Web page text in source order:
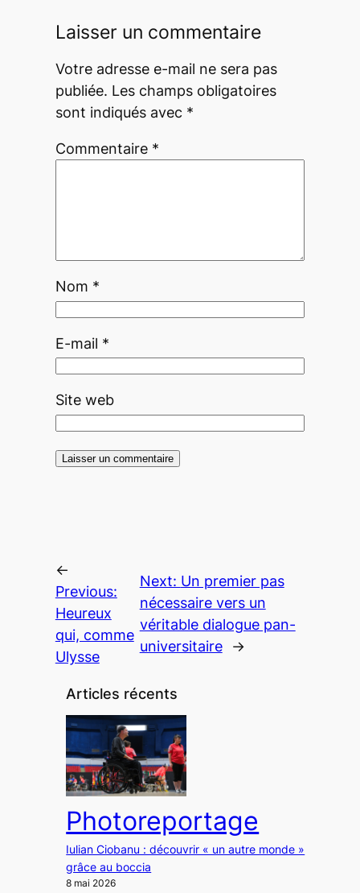
Laisser un commentaire
Votre adresse e-mail ne sera pas
publiée. Les champs obligatoires
sont indiqués avec *
Commentaire *
Nom *
E-mail *
Site web
←
Previous:
Heureux
qui, comme
Ulysse
Next: Un premier pas
nécessaire vers un
véritable dialogue pan-
universitaire
→
Articles récents
Photoreportage
Iulian Ciobanu : découvrir « un autre monde »
grâce au boccia
8 mai 2026